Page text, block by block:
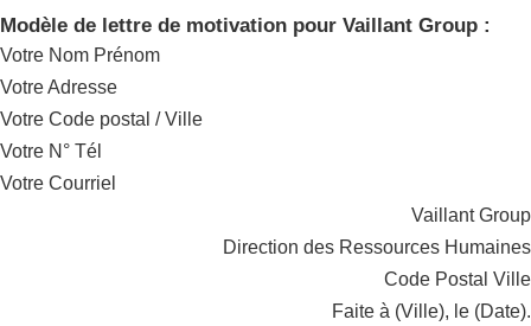
Modèle de lettre de motivation pour Vaillant Group :
Votre Nom Prénom
Votre Adresse
Votre Code postal / Ville
Votre N° Tél
Votre Courriel
Vaillant Group
Direction des Ressources Humaines
Code Postal Ville
Faite à (Ville), le (Date).